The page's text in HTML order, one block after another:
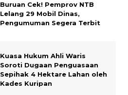
Buruan Cek! Pemprov NTB
Lelang 29 Mobil Dinas,
Pengumuman Segera Terbit
Kuasa Hukum Ahli Waris
Soroti Dugaan Penguasaan
Sepihak 4 Hektare Lahan oleh
Kades Kuripan